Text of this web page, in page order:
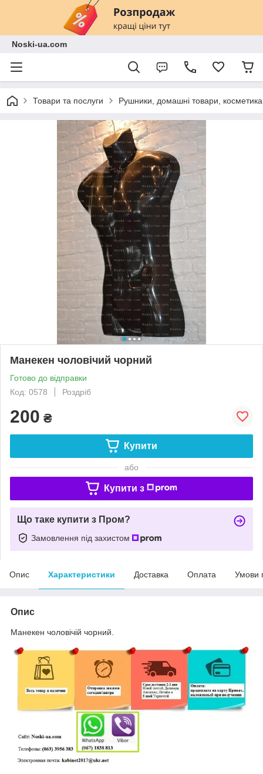
Noski-ua.com
Товари та послуги Рушники, домашні товари,
Манекен чоловічий чорний
Готово до відправки
Код: 0578
Роздріб
200 ₴
Купити
або
Купити з
Що таке купити з Пром?
Замовлення під захистом
Опис Характеристики Доставка Оплата Умови
Опис
Манекен чоловічій чорний.